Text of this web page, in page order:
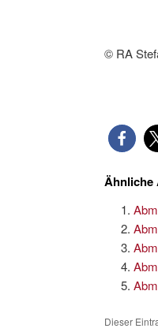
© RA
Ähnliche
Dieser